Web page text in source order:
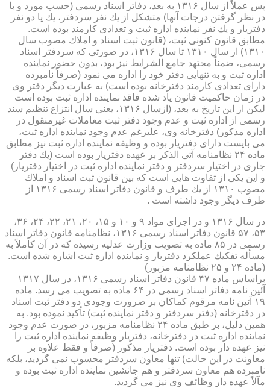
پس عملاً از سال ۱۳۱۶ به بعد، دفاتر اسناد رسمی (حسب مورد و با
در نظر گرفتن درجات آنها) متشكل از یك نفر سردفتر، یك یا دو نفر
دفتریار و یك نفر نماینده اداره ثبت و تعدادی كارمند بوده است.
مطابق قانون كنونی ثبت، (قانون ثبت اسناد و املاك مصوب سال
۱۳۱۰) از سال ۱۳۱۰ تا سال ۱۳۱۶، در صورتی كه سردفتر اسناد
رسمی، ضمناً مجتهد جامع الشرایط نیز بود، بدون حضور نماینده
اداره ثبت و به تنهایی دفتر خود را اداره می نمود (صرفاً نامبرده
دارای تعدادی كارمند دفترخانه بوده است) به عبارت دیگر دفتر وی
در زمان حاكمیت قانون یاد شده فاقد نماینده اداره ثبت بوده است
لیكن از این تاریخ به بعد، (ازسال ۱۳۱۶، یعنی سال انتزاع تنظیم سند
رسمی از اداره ثبت و عدم وجود دفتر ثبت معاملات غیرمنقول در
اداره مذكور) دفترخانه وی، علیرغم عدم وجود نماینده اداره ثبت،
می بایست دارای دفتریار بوده و وظیفه نماینده اداره ثبت نیز مطابق
ماده ۲۴ نظامنامه آتی الذكر بر عهده دفتریار بوده است (یك دفتر
جاری در اختیار سردفتر و دفتر نماینده اداره ثبت در اختیار دفتریار)
و این یكی از تفاوت هایی است كه بین قانون ثبت اسناد و املاك
مصوب ۱۳۱۰ از یك طرف و قانون دفاتر اسناد رسمی ۱۳۱۶ از
طرف دیگر وجود داشته است .
در سال ۱۳۱۶ و در اجرای مواد ۹ و ۱۰ و ۱۵، ۲۰، ۲۱، ۲۲، ۲۴، ۳۶،
۵۳، ۵۷ قانون دفاتر اسناد رسمی ۱۳۱۶، نظامنامه قانون دفاتر اسناد
رسمی در ۸۵ ماده به تصویب وزارت عدلیه رسیده كه در آن كاملاً به
مسأله تفكیك عملكرد دفتریار و نماینده اداره ثبت اشاره شده است.
(ماده ۲۴ و ۲۵ نظامنامه مزبور)
براساس ماده ۴۷ قانون دفاتر اسناد رسمی ۱۳۱۶، در سال ۱۳۱۷
آئین نامه دفاتر اسناد رسمی در ۶۴ ماده به تصویب می رسد. ماده
۱۹ آئین نامه مرقوم كماكان بر ضرورت وجودی دو دفتر ثبت اسناد
در دفترخانه (دفتر سردفتر و دفتر نماینده ثبت) تأكید نموده بود. به
همین دلیل، بر طبق ماده ۲۴ نظامنامه مزبور، در صورت عدم وجود
نماینده اداره ثبت در دفترخانه، دفتریار وظیفه نماینده اداره ثبت را
نیز عهده دار بوده است. دفتریار مذكور (صرفاً و فقط علاوه بر
معاونت در این حالت) تنها معاون سردفتر محسوب نمی گردید، بلكه
نامبرده هم معاون سردفتر و هم جانشین نماینده اداره ثبت بوده و
مآلاً عهده دار وظائف وی نیز می گردید.